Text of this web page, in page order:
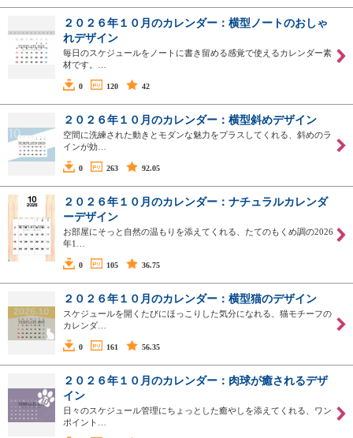
２０２６年１０月のカレンダー：横型ノートのおしゃ
れデザイン
毎日のスケジュールをノートに書き留める感覚で使えるカレンダー素
材です。…
0 120 42
２０２６年１０月のカレンダー：横型斜めデザイン
空間に洗練された動きとモダンな魅力をプラスしてくれる、斜めのラ
インが効…
0 263 92.05
２０２６年１０月のカレンダー：ナチュラルカレンダ
ーデザイン
お部屋にそっと自然の温もりを添えてくれる、たてのもくめ調の2026
年1…
0 105 36.75
２０２６年１０月のカレンダー：横型猫のデザイン
スケジュールを開くたびにほっこりした気分になれる、猫モチーフの
カレンダ…
0 161 56.35
２０２６年１０月のカレンダー：肉球が癒されるデザ
イン
日々のスケジュール管理にちょっとした癒やしを添えてくれる、ワン
ポイント…